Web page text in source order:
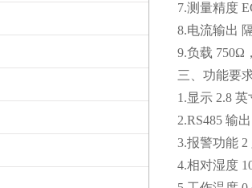
7.测量精度
8.电流输出
9.负载 750Ω
三、功能要
1.显示 2.8
2.RS485 输
3.报警功能
4.相对湿度